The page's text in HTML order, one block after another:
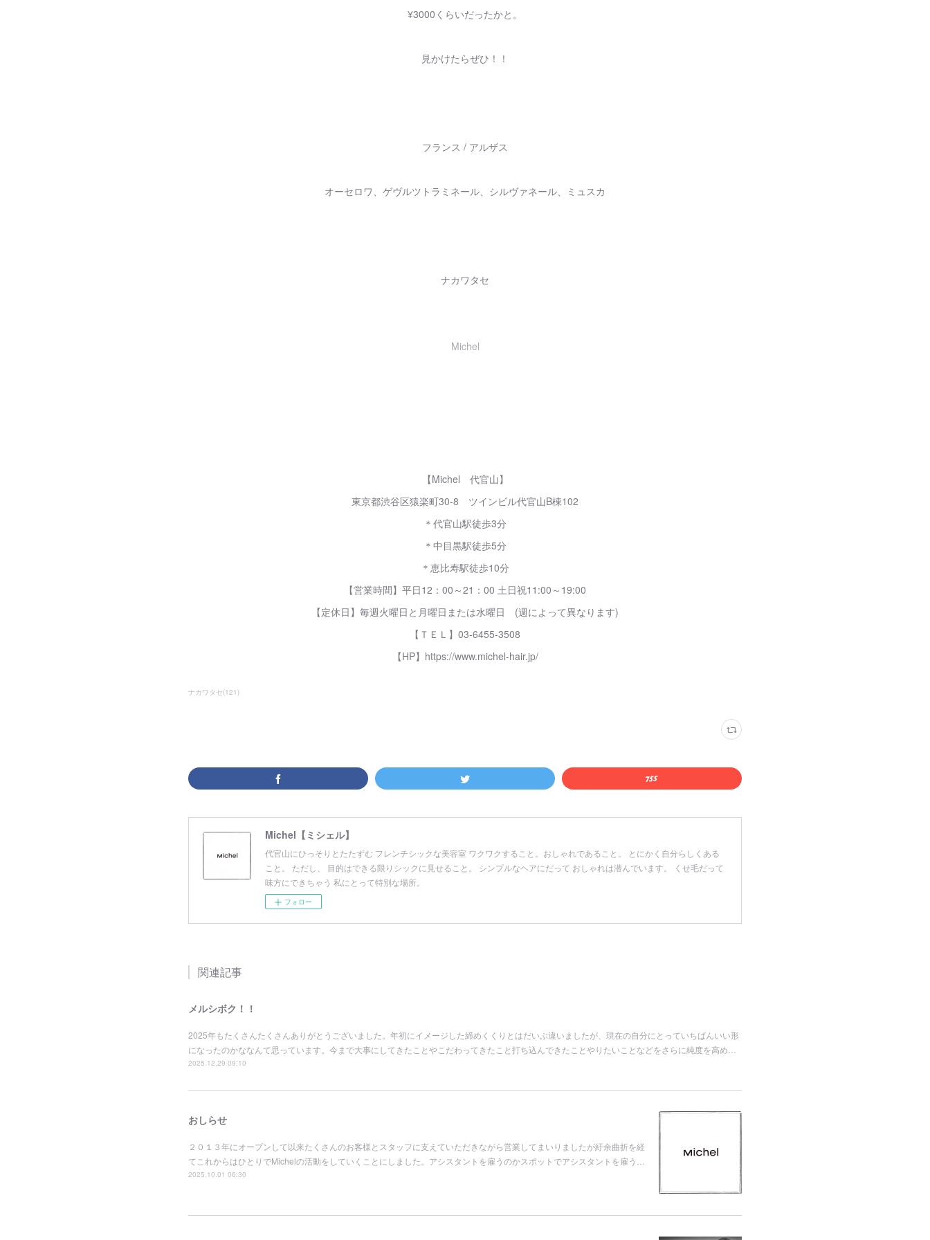
¥3000くらいだったかと。
見かけたらぜひ！！
フランス / アルザス
オーセロワ、ゲヴルツトラミネール、シルヴァネール、ミュスカ
ナカワタセ
Michel
【Michel 代官山】
東京都渋谷区猿楽町30-8 ツインビル代官山B棟102
＊代官山駅徒歩3分
＊中目黒駅徒歩5分
＊恵比寿駅徒歩10分
【営業時間】平日12：00～21：00 土日祝11:00～19:00
【定休日】毎週火曜日と月曜日または水曜日 (週によって異なります)
【ＴＥＬ】03-6455-3508
【HP】https://www.michel-hair.jp/
ナカワタセ(121)
Michel【ミシェル】
代官山にひっそりとたたずむ フレンチシックな美容室 ワクワクすること。おしゃれであること。 とにかく自分らしくある
こと。 ただし、 目的はできる限りシックに見せること。 シンプルなヘアにだって おしゃれは潜んでいます。 くせ毛だって
味方にできちゃう 私にとって特別な場所。
フォロー
関連記事
メルシボク！！
2025年もたくさんたくさんありがとうございました。年初にイメージした締めくくりとはだいぶ違いましたが、現在の自分にとっていちばんいい形
になったのかななんて思っています。今まで大事にしてきたことやこだわってきたこと打ち込んできたことやりたいことなどをさらに純度を高め…
2025.12.29 09:10
おしらせ
２０１３年にオープンして以来たくさんのお客様とスタッフに支えていただきながら営業してまいりましたが紆余曲折を経
てこれからはひとりでMichelの活動をしていくことにしました。アシスタントを雇うのかスポットでアシスタントを雇う…
2025.10.01 06:30